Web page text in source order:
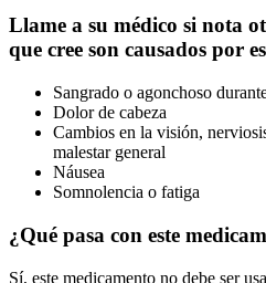
Llame a su médico si nota
que cree son causados por
Sangrado o agonchoso
Dolor de cabeza
Cambios en la visión,
malestar general
Náusea
Somnolencia o fatiga
¿Qué pasa con este
Sí, este medicamento no debe ser